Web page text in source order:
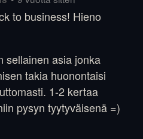
to business! Hieno
sellainen asia jonka
takia huonontaisi
1-2 kertaa
pysyn tyytyväisenä =)